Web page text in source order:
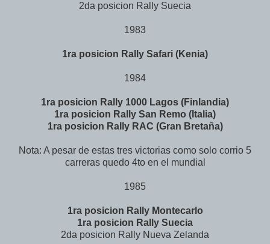
2da posicion Rally Suecia
1983
1ra posicion Rally Safari (Kenia)
1984
1ra posicion Rally 1000 Lagos (Finlandia)
1ra posicion Rally San Remo (Italia)
1ra posicion Rally RAC (Gran Bretaña)
Nota: A pesar de estas tres victorias como solo corrio 5
carreras quedo 4to en el mundial
1985
1ra posicion Rally Montecarlo
1ra posicion Rally Suecia
2da posicion Rally Nueva Zelanda